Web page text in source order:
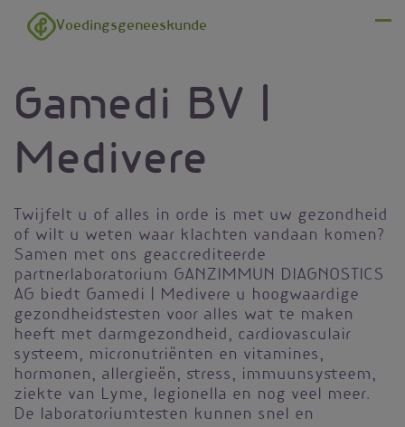
Overslaan en naar de inhoud gaan
Voedingsgeneeskunde
Gamedi BV |
Medivere
Twijfelt u of alles in orde is met uw gezondheid
of wilt u weten waar klachten vandaan komen?
Samen met ons geaccrediteerde
partnerlaboratorium GANZIMMUN DIAGNOSTICS
AG biedt Gamedi | Medivere u hoogwaardige
gezondheidstesten voor alles wat te maken
heeft met darmgezondheid, cardiovasculair
systeem, micronutriënten en vitamines,
hormonen, allergieën, stress, immuunsysteem,
ziekte van Lyme, legionella en nog veel meer.
De laboratoriumtesten kunnen snel en